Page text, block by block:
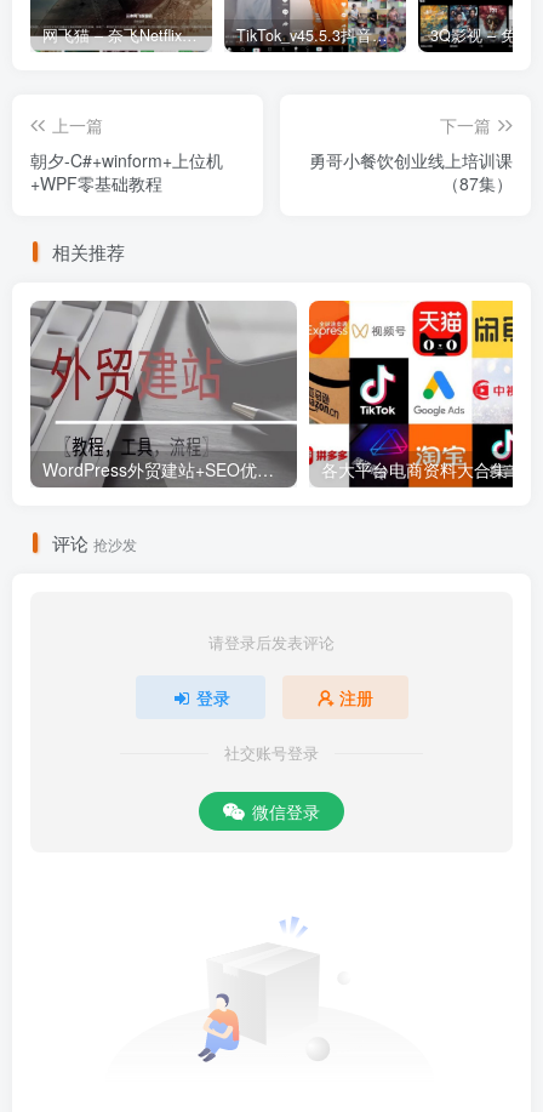
网飞猫 – 奈飞Netflix免费看 TikTok_v45.5.3抖音国际版_免拔卡解锁全球版
上一篇
朝夕-C#+winform+上位机
+WPF零基础教程
下一篇
勇哥小餐饮创业线上培训课
（87集）
相关推荐
WordPress外贸建站+SEO优化课程【教程，工具，流程】
评论 抢沙发
请登录后发表评论
登录 注册
社交账号登录
微信登录